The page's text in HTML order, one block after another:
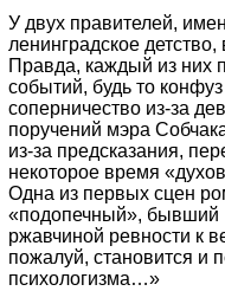
У двух правителей,
ленинградское
Правда, каждый из них
событий, будь то
соперничество из-за
поручений мэра
из-за предсказания,
некоторое время
Одна из первых сцен
«подопечный», бывший
ржавчиной ревности к
пожалуй, становится и
психологизма…»